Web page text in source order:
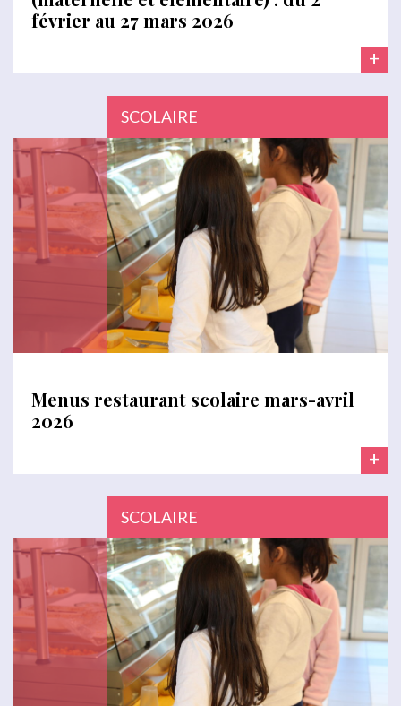
février au 27 mars 2026
+
SCOLAIRE
Menus restaurant scolaire mars-avril
2026
+
SCOLAIRE